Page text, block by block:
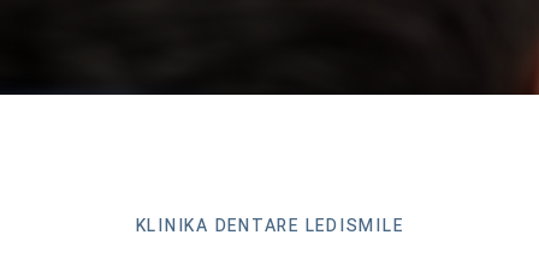
KLINIKA DENTARE LEDISMILE